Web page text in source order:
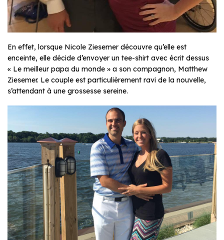
En effet, lorsque Nicole Ziesemer découvre qu’elle est
enceinte, elle décide d’envoyer un tee-shirt avec écrit dessus
« Le meilleur papa du monde » a son compagnon, Matthew
Ziesemer. Le couple est particulièrement ravi de la nouvelle,
s’attendant à une grossesse sereine.